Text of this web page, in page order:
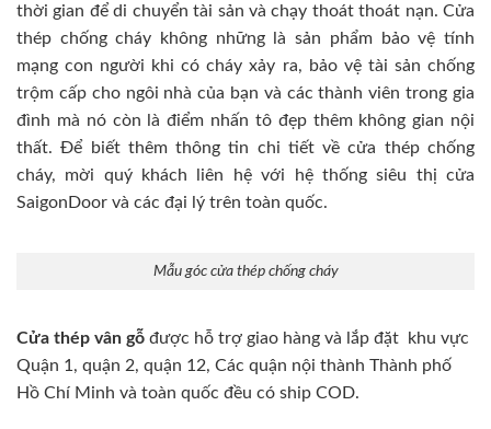
thời gian để di chuyển tài sản và chạy thoát thoát nạn. Cửa
thép chống cháy không những là sản phẩm bảo vệ tính
mạng con người khi có cháy xảy ra, bảo vệ tài sản chống
trộm cấp cho ngôi nhà của bạn và các thành viên trong gia
đình mà nó còn là điểm nhấn tô đẹp thêm không gian nội
thất. Để biết thêm thông tin chi tiết về cửa thép chống
cháy, mời quý khách liên hệ với hệ thống siêu thị cửa
SaigonDoor và các đại lý trên toàn quốc.
Mẫu góc cửa thép chống cháy
Cửa thép vân gỗ được hỗ trợ giao hàng và lắp đặt khu vực
Quận 1, quận 2, quận 12, Các quận nội thành Thành phố
Hồ Chí Minh và toàn quốc đều có ship COD.